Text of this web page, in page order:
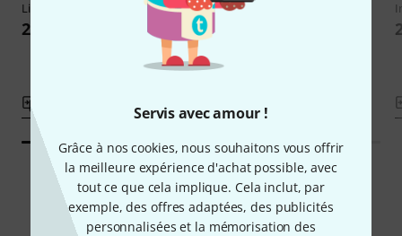
Servis avec amour !
Grâce à nos cookies, nous souhaitons vous offrir
la meilleure expérience d'achat possible, avec
tout ce que cela implique. Cela inclut, par
exemple, des offres adaptées, des publicités
personnalisées et la mémorisation des
Lite
209 €
7-11
199 €
Comparer
Navigateur intelligent